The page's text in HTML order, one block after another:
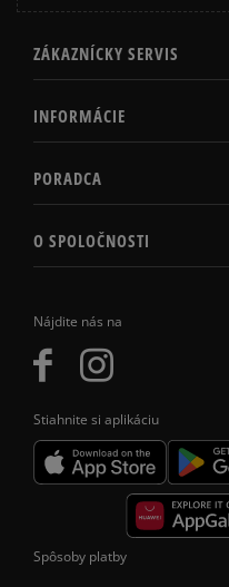
Nájdite nás na
Stiahnite si aplikáciu
ZÁKAZNÍCKY SERVIS
INFORMÁCIE
PORADCA
O SPOLOČNOSTI
Spôsoby platby